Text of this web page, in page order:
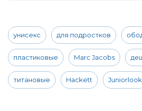
унисекс для подростков
пластиковые Marc Jacobs
титановые Hackett Juniorlook